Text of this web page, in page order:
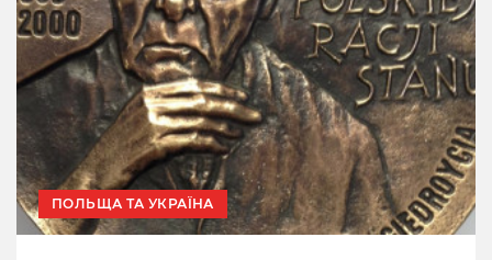
ПОЛЬЩА ТА УКРАЇНА